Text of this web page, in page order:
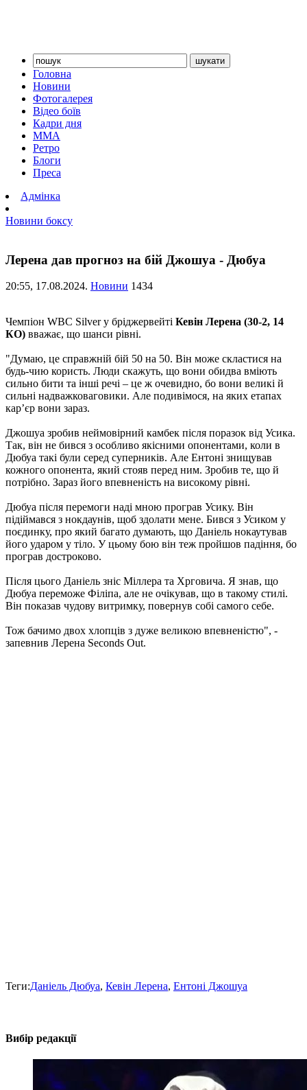
Головна
Новини
Фотогалерея
Відео боїв
Кадри дня
ММА
Ретро
Блоги
Преса
Адмінка
Новини боксу
Лерена дав прогноз на бій Джошуа - Дюбуа
20:55, 17.08.2024. Новини 1434
Чемпіон WBC Silver у бріджервейті Кевін Лерена (30-2, 14
КО) вважає, що шанси рівні.
"Думаю, це справжній бій 50 на 50. Він може скластися на
будь-чию користь. Люди скажуть, що вони обидва вміють
сильно бити та інші речі – це ж очевидно, бо вони великі й
сильні надважковаговики. Але подивімося, на яких етапах
карʼєр вони зараз.
Джошуа зробив неймовірний камбек після поразок від Усика.
Так, він не бився з особливо якісними опонентами, коли в
Дюбуа такі були серед суперників. Але Ентоні знищував
кожного опонента, який стояв перед ним. Зробив те, що й
потрібно. Зараз його впевненість на високому рівні.
Дюбуа після перемоги наді мною програв Усику. Він
підіймався з нокдаунів, щоб здолати мене. Бився з Усиком у
поєдинку, про який багато думають, що Даніель нокаутував
його ударом у тіло. У цьому бою він теж пройшов падіння, бо
програв достроково.
Після цього Даніель зніс Міллера та Хрговича. Я знав, що
Дюбуа переможе Філіпа, але не очікував, що в такому стилі.
Він показав чудову витримку, повернув собі самого себе.
Тож бачимо двох хлопців з дуже великою впевненістю", -
запевнив Лерена Seconds Out.
Теги:Даніель Дюбуа, Кевін Лерена, Ентоні Джошуа
Вибір редакції